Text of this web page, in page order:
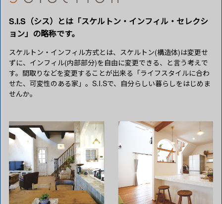
S.I.S（シス）とは「スケルトン・インフィル・セレクシ
ョン」の略称です。
スケルトン・インフィル方式とは、スケルトン(構造体)は変更せ
ずに、インフィル(内部部分)を自由に変更できる、と言う考えで
す。間取りなどを変更することが出来る「ライフスタイルに合わ
せた、可変性のある家」。S.I.Sで、自分らしい暮らしをはじめま
せんか。